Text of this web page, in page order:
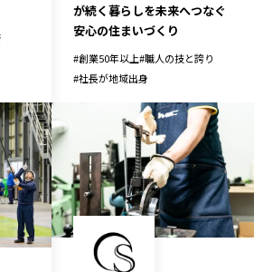
が続く暮らしを未来へつなぐ
安心の住まいづくり
#創業50年以上#職人の技と誇り
#社長が地域出身